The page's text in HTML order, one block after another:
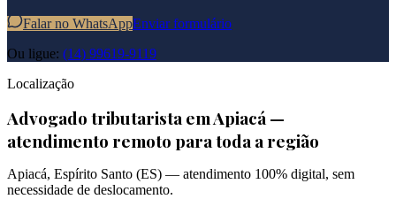
Falar no WhatsAppEnviar formulário
Ou ligue: (14) 99619-9119
Localização
Advogado tributarista emApiacá —
atendimento remoto para toda a região
Apiacá, Espírito Santo (ES) — atendimento 100% digital, sem
necessidade de deslocamento.